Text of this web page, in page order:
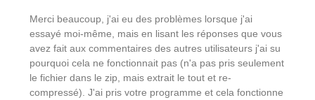
Merci beaucoup, j'ai eu des problèmes lorsque j'ai
essayé moi-même, mais en lisant les réponses que vous
avez fait aux commentaires des autres utilisateurs j'ai su
pourquoi cela ne fonctionnait pas (n'a pas pris seulement
le fichier dans le zip, mais extrait le tout et re-
compressé). J'ai pris votre programme et cela fonctionne